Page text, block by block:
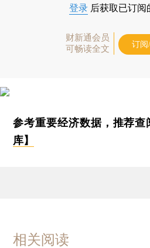
登录 后获取已订阅
财新通会员
可畅读全文
订阅
参考重要经济数据，推荐查
库】
相关阅读